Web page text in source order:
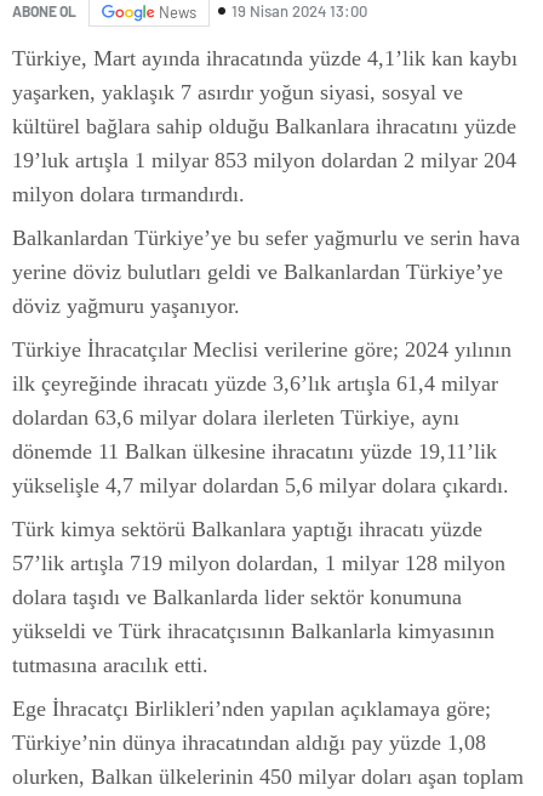
ABONE OL News 19 Nisan 2024 13:00
Türkiye, Mart ayında ihracatında yüzde 4,1’lik kan kaybı
yaşarken, yaklaşık 7 asırdır yoğun siyasi, sosyal ve
kültürel bağlara sahip olduğu Balkanlara ihracatını yüzde
19’luk artışla 1 milyar 853 milyon dolardan 2 milyar 204
milyon dolara tırmandırdı.
Balkanlardan Türkiye’ye bu sefer yağmurlu ve serin hava
yerine döviz bulutları geldi ve Balkanlardan Türkiye’ye
döviz yağmuru yaşanıyor.
Türkiye İhracatçılar Meclisi verilerine göre; 2024 yılının
ilk çeyreğinde ihracatı yüzde 3,6’lık artışla 61,4 milyar
dolardan 63,6 milyar dolara ilerleten Türkiye, aynı
dönemde 11 Balkan ülkesine ihracatını yüzde 19,11’lik
yükselişle 4,7 milyar dolardan 5,6 milyar dolara çıkardı.
Türk kimya sektörü Balkanlara yaptığı ihracatı yüzde
57’lik artışla 719 milyon dolardan, 1 milyar 128 milyon
dolara taşıdı ve Balkanlarda lider sektör konumuna
yükseldi ve Türk ihracatçısının Balkanlarla kimyasının
tutmasına aracılık etti.
Ege İhracatçı Birlikleri’nden yapılan açıklamaya göre;
Türkiye’nin dünya ihracatından aldığı pay yüzde 1,08
olurken, Balkan ülkelerinin 450 milyar doları aşan toplam